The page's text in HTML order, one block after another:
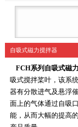
自吸式磁力搅拌器
FCH系列自吸式磁
吸式搅拌桨叶，该系
器有分散进气及悬浮
面上的气体通过自吸
能，从而大幅的提高